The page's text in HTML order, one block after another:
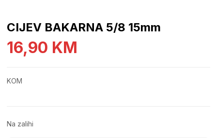
CIJEV BAKARNA 5/8 15mm
16,90 KM
KOM
Na zalihi